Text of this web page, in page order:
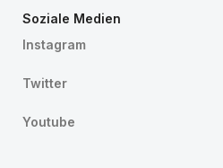
Soziale Medien
Instagram
Twitter
Youtube